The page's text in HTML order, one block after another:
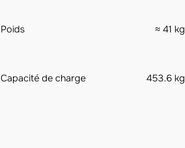
Poids ≈ 41 kg
Capacité de charge 453.6 kg